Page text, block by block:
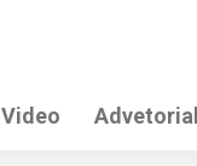
Video Advetorial